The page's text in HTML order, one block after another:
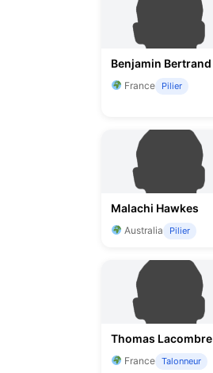
Benjamin Bertrand
France Pilier
Malachi Hawkes
Australia Pilier
Thomas Lacombre
France Talonneur